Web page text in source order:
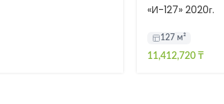
«И-127» 2020г.
127 м²
11,412,720 ₸